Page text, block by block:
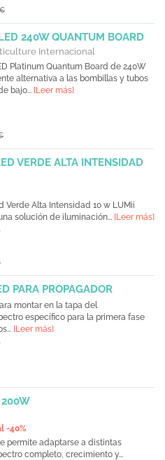
€
240W QUANTUM BOARD
Internacional
Platinum Quantum Board de 240W
alternativa a las bombillas y tubos
bajo... [Leer más]
VERDE ALTA INTENSIDAD
Verde Alta Intensidad 10 w LUMii
solución de iluminación... [Leer más]
PARA PROPAGADOR
montar en la tapa del
específico para la primera fase
[Leer más]
200W
-40%
permite adaptarse a distintas
completo, crecimiento y...